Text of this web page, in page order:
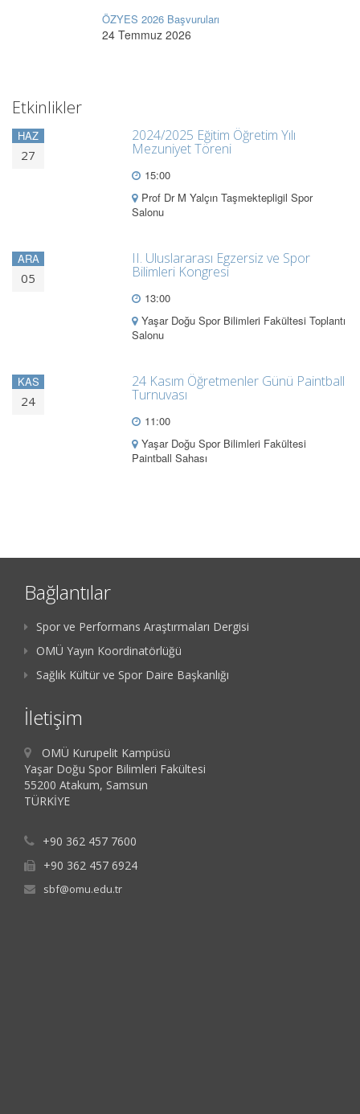
ÖZYES 2026 Başvuruları
24 Temmuz 2026
Etkinlikler
HAZ
27
2024/2025 Eğitim Öğretim Yılı
Mezuniyet Töreni
15:00
Prof Dr M Yalçın Taşmektepligil Spor
Salonu
ARA
05
II. Uluslararası Egzersiz ve Spor
Bilimleri Kongresi
13:00
Yaşar Doğu Spor Bilimleri Fakültesi Toplantı
Salonu
KAS
24
24 Kasım Öğretmenler Günü Paintball
Turnuvası
11:00
Yaşar Doğu Spor Bilimleri Fakültesi
Paintball Sahası
Bağlantılar
Spor ve Performans Araştırmaları Dergisi
OMÜ Yayın Koordinatörlüğü
Sağlık Kültür ve Spor Daire Başkanlığı
İletişim
OMÜ Kurupelit Kampüsü
Yaşar Doğu Spor Bilimleri Fakültesi
55200 Atakum, Samsun
TÜRKİYE
+90 362 457 7600
+90 362 457 6924
sbf@omu.edu.tr